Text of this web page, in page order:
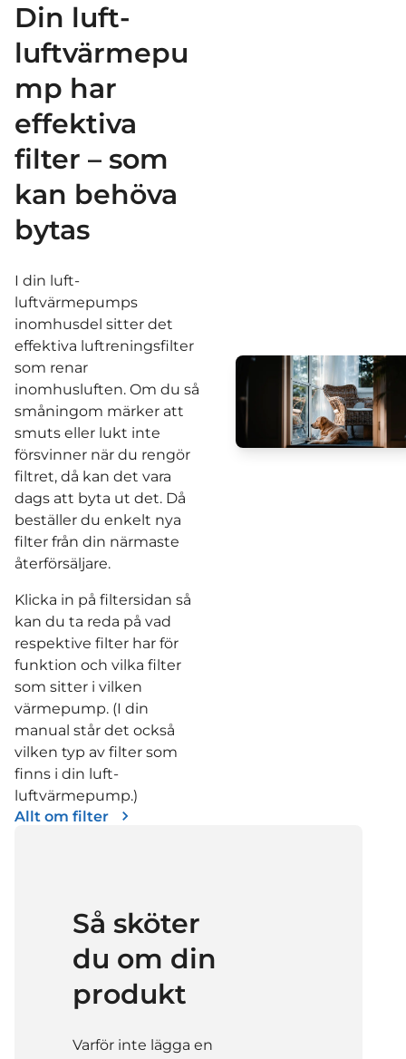
Din luft-
luftvärmepu
mp har
effektiva
filter – som
kan behöva
bytas
I din luft-
luftvärmepumps
inomhusdel sitter det
effektiva luftreningsfilter
som renar
inomhusluften. Om du så
småningom märker att
smuts eller lukt inte
försvinner när du rengör
filtret, då kan det vara
dags att byta ut det. Då
beställer du enkelt nya
filter från din närmaste
återförsäljare.
Klicka in på filtersidan så
kan du ta reda på vad
respektive filter har för
funktion och vilka filter
som sitter i vilken
värmepump. (I din
manual står det också
vilken typ av filter som
finns i din luft-
luftvärmepump.)
Allt om filter
Så sköter
du om din
produkt
Varför inte lägga en